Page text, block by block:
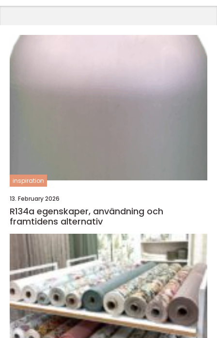
inspiration
13. February 2026
R134a egenskaper, användning och
framtidens alternativ